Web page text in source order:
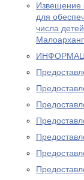
Извещение
для
числа